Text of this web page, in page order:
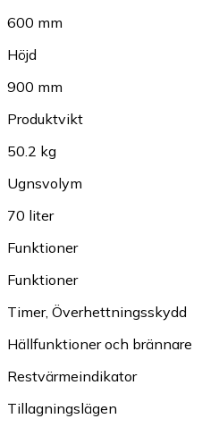
600 mm
Höjd
900 mm
Produktvikt
50.2 kg
Ugnsvolym
70 liter
Funktioner
Funktioner
Timer, Överhettningsskydd
Hällfunktioner och brännare
Restvärmeindikator
Tillagningslägen